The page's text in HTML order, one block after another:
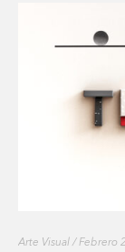
Arte Visual / Febrero